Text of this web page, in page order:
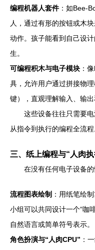
编程机器人套件：如Bee-
人，通过有形的按钮或木
动作。孩子能看到自己设
生。
可编程积木与电子模块 ：
具，允许用户通过拼接物
键），直观理解输入、输出
这些设备往往只需要
从指令到执行的编程全流程
三、纸上编程与“人肉
在没有任何电子设备
流程图表绘制 ：用纸笔绘
小组可以共同设计一个“咖
自然语言或简单符号表示。
角色扮演与“人肉CPU” ：